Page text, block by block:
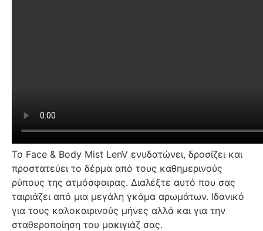
Το Face & Body Mist LenV ενυδατώνει, δροσίζει και
προστατεύει το δέρμα από τους καθημερινούς
ρύπους της ατμόσφαιρας. Διαλέξτε αυτό που σας
ταιριάζει από μια μεγάλη γκάμα αρωμάτων. Ιδανικό
για τους καλοκαιρινούς μήνες αλλά και για την
σταθεροποίηση του μακιγιάζ σας.